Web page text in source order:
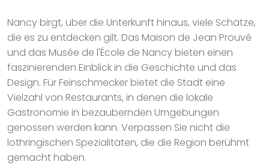
Nancy birgt, über die Unterkunft hinaus, viele Schätze,
die es zu entdecken gilt. Das Maison de Jean Prouvé
und das Musée de l'École de Nancy bieten einen
faszinierenden Einblick in die Geschichte und das
Design. Für Feinschmecker bietet die Stadt eine
Vielzahl von Restaurants, in denen die lokale
Gastronomie in bezaubernden Umgebungen
genossen werden kann. Verpassen Sie nicht die
lothringischen Spezialitäten, die die Region berühmt
gemacht haben.